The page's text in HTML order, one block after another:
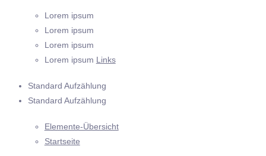
Lorem ipsum
Lorem ipsum
Lorem ipsum
Lorem ipsum Links
Standard Aufzählung
Standard Aufzählung
Elemente-Übersicht
Startseite